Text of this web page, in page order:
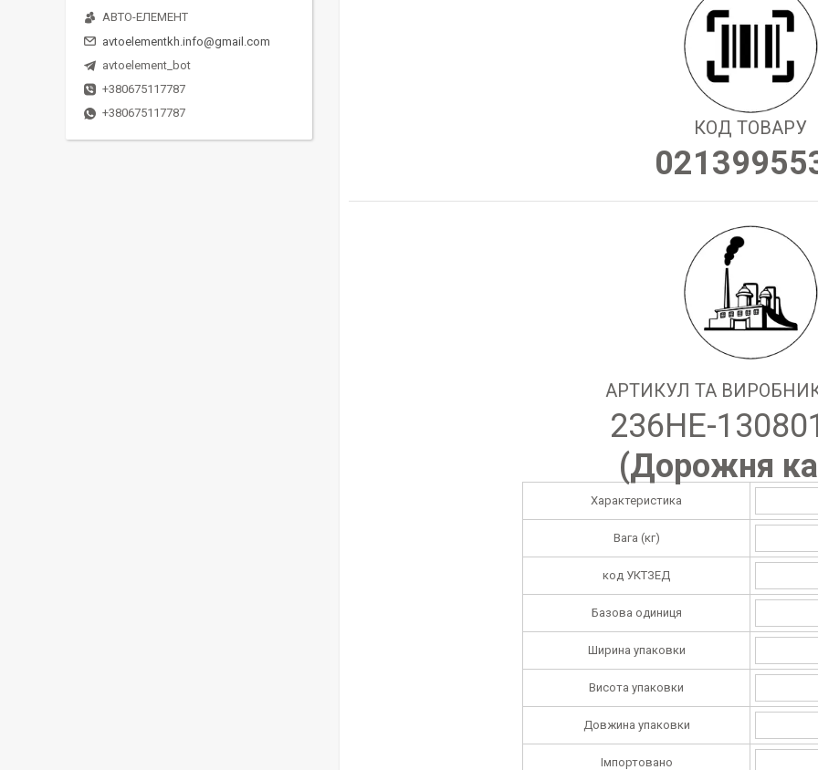
КОД ТОВАРУ
АРТИКУЛ ТА
236НЕ-
(Дорожня
Характеристика
Вага (кг)
код УКТЗЕД
Базова одиниця
Ширина упаковки
Висота упаковки
Довжина упаковки
Імпортовано
АВТО-ЕЛЕМЕНТ
avtoelementkh.info@gmail.com
avtoelement_bot
+380675117787
+380675117787